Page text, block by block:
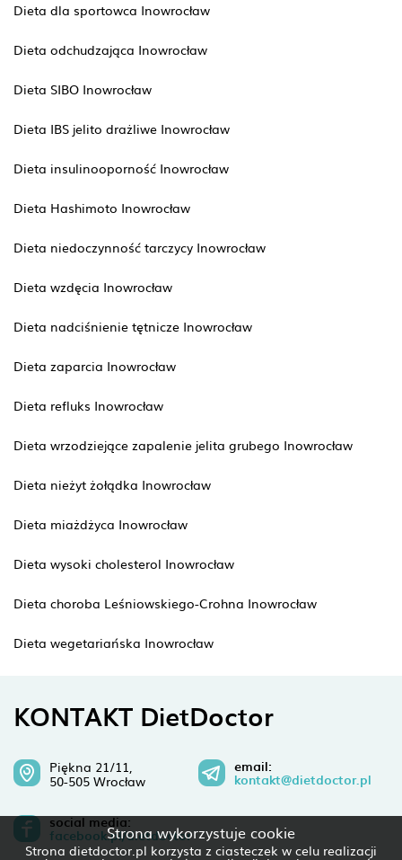
Strona wykorzystuje cookie
Strona dietdoctor.pl korzysta z ciasteczek w celu realizacji
Dieta dla sportowca Inowrocław
Dieta odchudzająca Inowrocław
Dieta SIBO Inowrocław
Dieta IBS jelito drażliwe Inowrocław
Dieta insulinooporność Inowrocław
Dieta Hashimoto Inowrocław
Dieta niedoczynność tarczycy Inowrocław
Dieta wzdęcia Inowrocław
Dieta nadciśnienie tętnicze Inowrocław
Dieta zaparcia Inowrocław
Dieta refluks Inowrocław
Dieta wrzodziejące zapalenie jelita grubego Inowrocław
Dieta nieżyt żołądka Inowrocław
Dieta miażdżyca Inowrocław
Dieta wysoki cholesterol Inowrocław
Dieta choroba Leśniowskiego-Crohna Inowrocław
Dieta wegetariańska Inowrocław
KONTAKT DietDoctor
Piękna 21/11,
50-505 Wrocław
email:
kontakt@dietdoctor.pl
social media:
facebook.pl/dietdoctor